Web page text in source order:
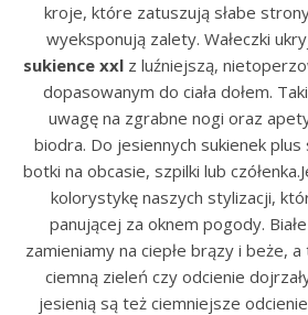
kroje, które zatuszują słabe
wyeksponują zalety. Wałeczki
sukience xxlz luźniejszą,
dopasowanym do ciała dołem.
uwagę na zgrabne nogi oraz
biodra. Do jesiennych sukienek plus
botki na obcasie, szpilki lub
kolorystykę naszych stylizacji,
panującej za oknem pogody.
zamieniamy na ciepłe brązy i beże,
ciemną zieleń czy odcienie
jesienią są też ciemniejsze